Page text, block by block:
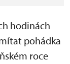
hodinách
pohádka
roce